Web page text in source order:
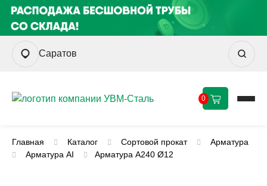
Саратов
0
Главная Каталог Сортовой прокат
Арматура
Арматура AI
Арматура А240 Ø12